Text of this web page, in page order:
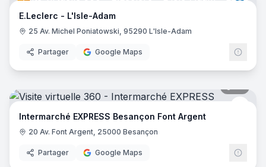
E.Leclerc - L'Isle-Adam
25 Av. Michel Poniatowski, 95290 L'Isle-Adam
Partager Google Maps
Intermarché EXPRESS Besançon Font Argent
20 Av. Font Argent, 25000 Besançon
Partager Google Maps